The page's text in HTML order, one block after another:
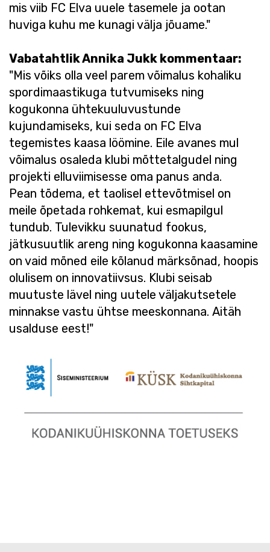
mis viib FC Elva uuele tasemele ja ootan
huviga kuhu me kunagi välja jõuame."
Vabatahtlik Annika Jukk kommentaar:
"Mis võiks olla veel parem võimalus kohaliku
spordimaastikuga tutvumiseks ning
kogukonna ühtekuuluvustunde
kujundamiseks, kui seda on FC Elva
tegemistes kaasa löömine. Eile avanes mul
võimalus osaleda klubi mõttetalgudel ning
projekti elluviimisesse oma panus anda.
Pean tõdema, et taolisel ettevõtmisel on
meile õpetada rohkemat, kui esmapilgul
tundub. Tulevikku suunatud fookus,
jätkusuutlik areng ning kogukonna kaasamine
on vaid mõned eile kõlanud märksõnad, hoopis
olulisem on innovatiivsus. Klubi seisab
muutuste lävel ning uutele väljakutsetele
minnakse vastu ühtse meeskonnana. Aitäh
usalduse eest!"